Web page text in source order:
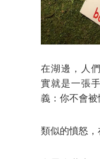
在湖邊，人
實就是一張
義：你不會被
類似的憤怒，